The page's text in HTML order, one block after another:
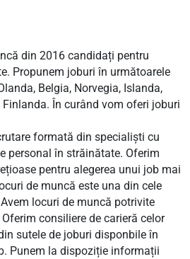
din 2016 candidați pentru
Propunem joburi în următoarele
Belgia, Norvegia, Islanda,
În curând vom oferi joburi
formată din specialiști cu
personal în străinătate. Oferim
pentru alegerea unui job mai
de muncă este una din cele
locuri de muncă potrivite
consiliere de carieră celor
sutele de joburi disponbile în
Punem la dispoziție informații